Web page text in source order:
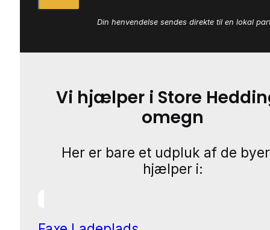
Din henvendelse sendes direkte til en lokal
Vi hjælper i Store
omegn
Her er bare et udpluk af de
hjælper i: